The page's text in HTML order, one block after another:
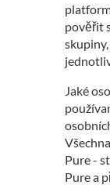
pověřit
Jaké
Pure -
Pure a